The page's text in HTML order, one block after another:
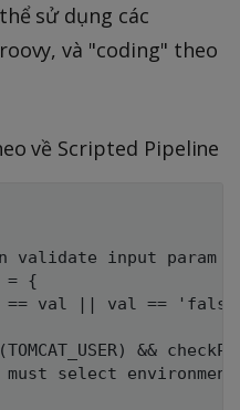
sử dụng các
và "coding" theo
về Scripted Pipeline
validate input param
= {
val || val ==
&&
select